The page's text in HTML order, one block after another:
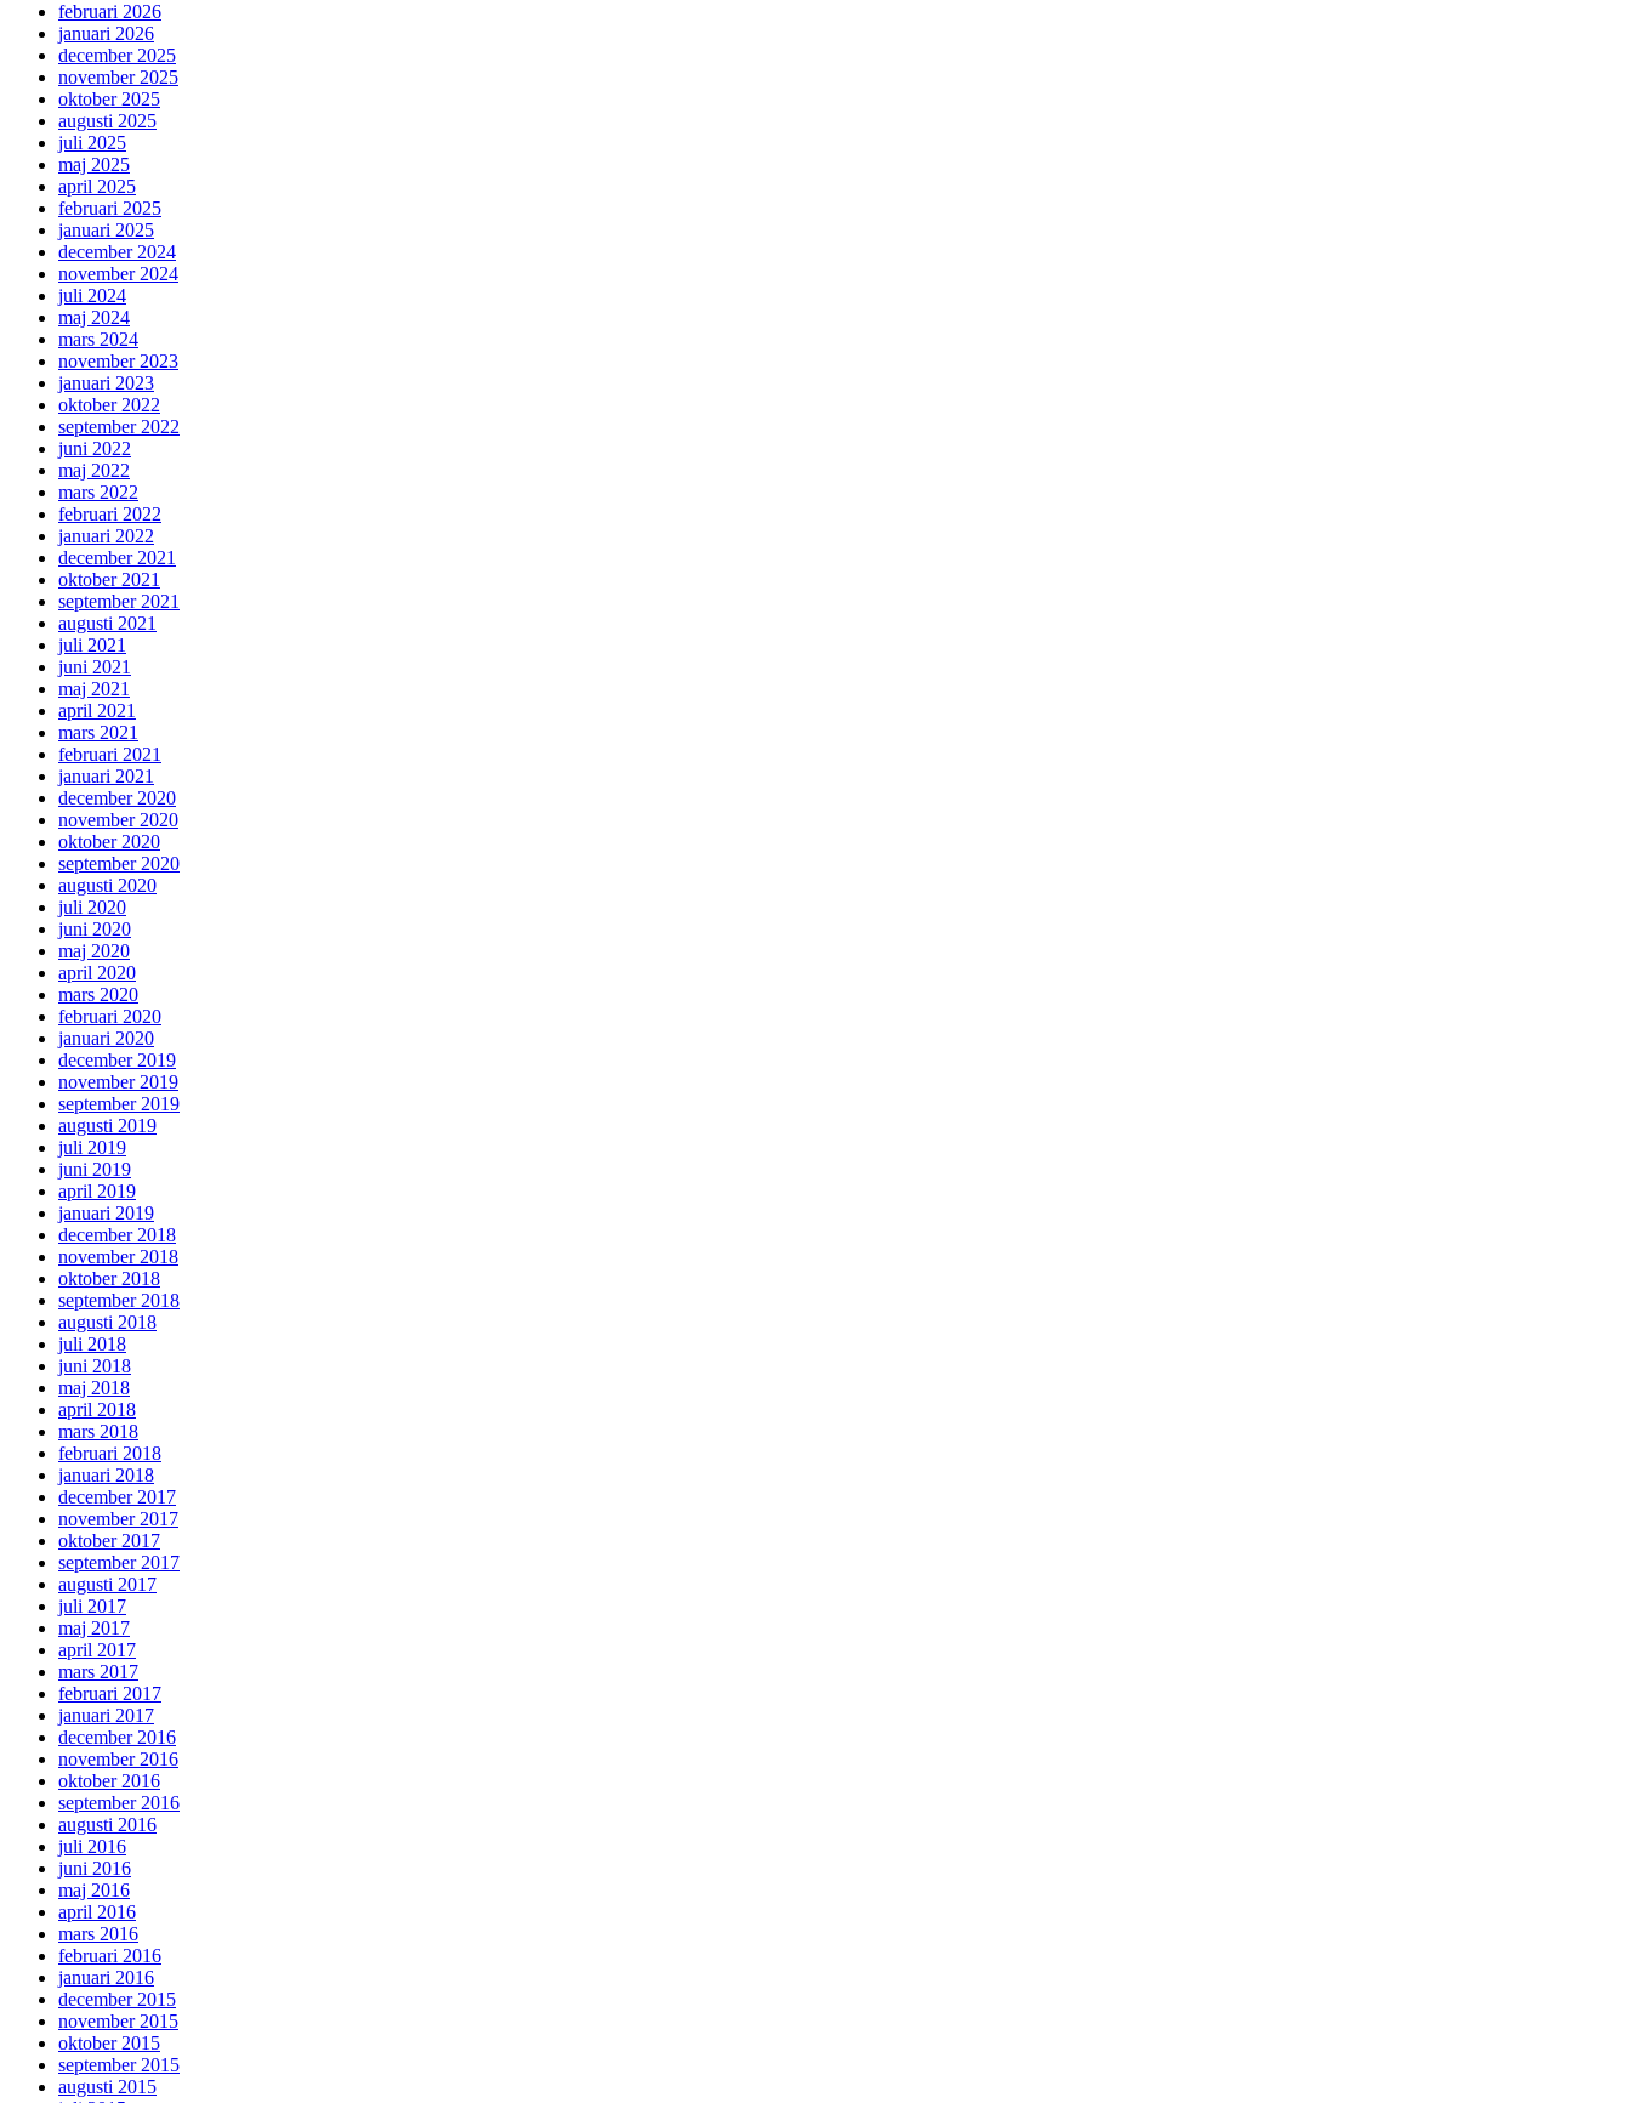
februari 2026
januari 2026
december 2025
november 2025
oktober 2025
augusti 2025
juli 2025
maj 2025
april 2025
februari 2025
januari 2025
december 2024
november 2024
juli 2024
maj 2024
mars 2024
november 2023
januari 2023
oktober 2022
september 2022
juni 2022
maj 2022
mars 2022
februari 2022
januari 2022
december 2021
oktober 2021
september 2021
augusti 2021
juli 2021
juni 2021
maj 2021
april 2021
mars 2021
februari 2021
januari 2021
december 2020
november 2020
oktober 2020
september 2020
augusti 2020
juli 2020
juni 2020
maj 2020
april 2020
mars 2020
februari 2020
januari 2020
december 2019
november 2019
september 2019
augusti 2019
juli 2019
juni 2019
april 2019
januari 2019
december 2018
november 2018
oktober 2018
september 2018
augusti 2018
juli 2018
juni 2018
maj 2018
april 2018
mars 2018
februari 2018
januari 2018
december 2017
november 2017
oktober 2017
september 2017
augusti 2017
juli 2017
maj 2017
april 2017
mars 2017
februari 2017
januari 2017
december 2016
november 2016
oktober 2016
september 2016
augusti 2016
juli 2016
juni 2016
maj 2016
april 2016
mars 2016
februari 2016
januari 2016
december 2015
november 2015
oktober 2015
september 2015
augusti 2015